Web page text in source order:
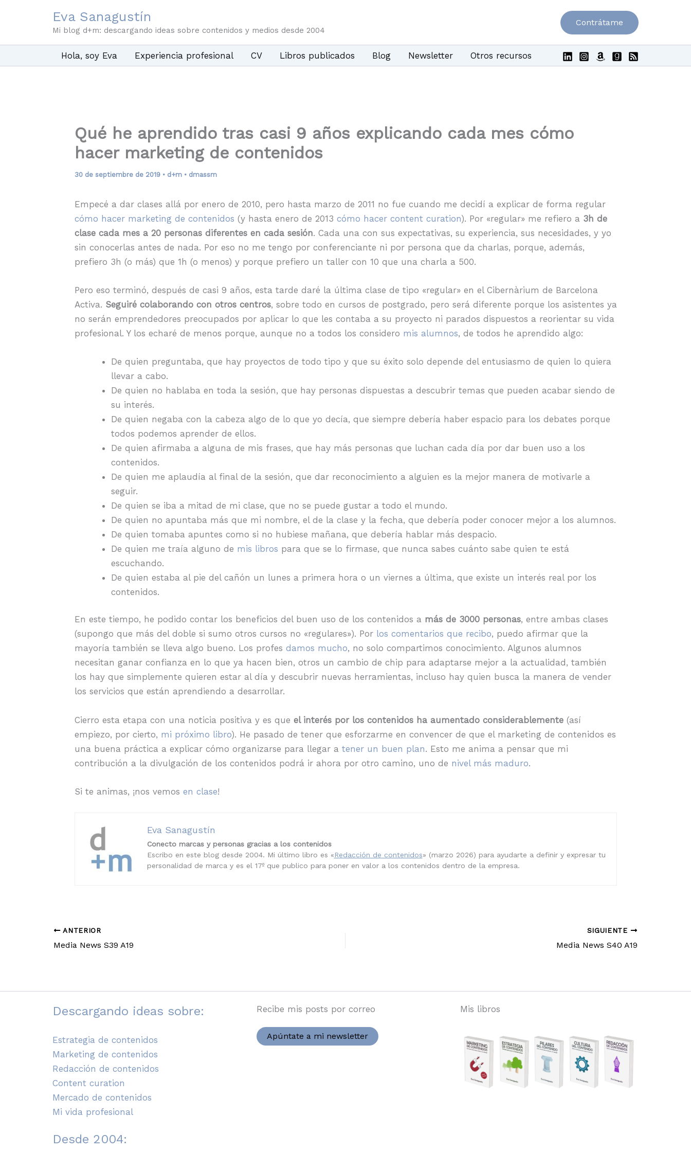
Eva Sanagustín
Mi blog d+m: descargando ideas sobre contenidos y medios desde 2004
Contrátame
Hola, soy Eva Experiencia profesional CV Libros publicados Blog Newsletter Otros recursos
Qué he aprendido tras casi 9 años explicando cada mes cómo
hacer marketing de contenidos
30 de septiembre de 2019 • d+m• dmassm
Empecé a dar clases allá por enero de 2010, pero hasta marzo de 2011 no fue cuando me decidí a explicar de forma regular
cómo hacer marketing de contenidos (y hasta enero de 2013 cómo hacer content curation). Por «regular» me refiero a 3h de
clase cada mes a 20 personas diferentes en cada sesión. Cada una con sus expectativas, su experiencia, sus necesidades, y yo
sin conocerlas antes de nada. Por eso no me tengo por conferenciante ni por persona que da charlas, porque, además,
prefiero 3h (o más) que 1h (o menos) y porque prefiero un taller con 10 que una charla a 500.
Pero eso terminó, después de casi 9 años, esta tarde daré la última clase de tipo «regular» en el Cibernàrium de Barcelona
Activa. Seguiré colaborando con otros centros, sobre todo en cursos de postgrado, pero será diferente porque los asistentes ya
no serán emprendedores preocupados por aplicar lo que les contaba a su proyecto ni parados dispuestos a reorientar su vida
profesional. Y los echaré de menos porque, aunque no a todos los considero mis alumnos, de todos he aprendido algo:
De quien preguntaba, que hay proyectos de todo tipo y que su éxito solo depende del entusiasmo de quien lo quiera
llevar a cabo.
De quien no hablaba en toda la sesión, que hay personas dispuestas a descubrir temas que pueden acabar siendo de
su interés.
De quien negaba con la cabeza algo de lo que yo decía, que siempre debería haber espacio para los debates porque
todos podemos aprender de ellos.
De quien afirmaba a alguna de mis frases, que hay más personas que luchan cada día por dar buen uso a los
contenidos.
De quien me aplaudía al final de la sesión, que dar reconocimiento a alguien es la mejor manera de motivarle a
seguir.
De quien se iba a mitad de mi clase, que no se puede gustar a todo el mundo.
De quien no apuntaba más que mi nombre, el de la clase y la fecha, que debería poder conocer mejor a los alumnos.
De quien tomaba apuntes como si no hubiese mañana, que debería hablar más despacio.
De quien me traía alguno de mis libros para que se lo firmase, que nunca sabes cuánto sabe quien te está
escuchando.
De quien estaba al pie del cañón un lunes a primera hora o un viernes a última, que existe un interés real por los
contenidos.
En este tiempo, he podido contar los beneficios del buen uso de los contenidos a más de 3000 personas, entre ambas clases
(supongo que más del doble si sumo otros cursos no «regulares»). Por los comentarios que recibo, puedo afirmar que la
mayoría también se lleva algo bueno. Los profes damos mucho, no solo compartimos conocimiento. Algunos alumnos
necesitan ganar confianza en lo que ya hacen bien, otros un cambio de chip para adaptarse mejor a la actualidad, también
los hay que simplemente quieren estar al día y descubrir nuevas herramientas, incluso hay quien busca la manera de vender
los servicios que están aprendiendo a desarrollar.
Cierro esta etapa con una noticia positiva y es que el interés por los contenidos ha aumentado considerablemente(así
empiezo, por cierto, mi próximo libro). He pasado de tener que esforzarme en convencer de que el marketing de contenidos es
una buena práctica a explicar cómo organizarse para llegar a tener un buen plan. Esto me anima a pensar que mi
contribución a la divulgación de los contenidos podrá ir ahora por otro camino, uno de nivel más maduro.
Si te animas, ¡nos vemos en clase!
Eva Sanagustín
Conecto marcas y personas gracias a los contenidos
Escribo en este blog desde 2004. Mi último libro es «Redacción de contenidos» (marzo 2026) para ayudarte a definir y expresar tu
personalidad de marca y es el 17º que publico para poner en valor a los contenidos dentro de la empresa.
ANTERIOR
Media News S39 A19
SIGUIENTE
Media News S40 A19
Descargando ideas sobre:
Estrategia de contenidos
Marketing de contenidos
Redacción de contenidos
Content curation
Mercado de contenidos
Mi vida profesional
Desde 2004:
Recibe mis posts por correo
Apúntate a mi newsletter
Mis libros